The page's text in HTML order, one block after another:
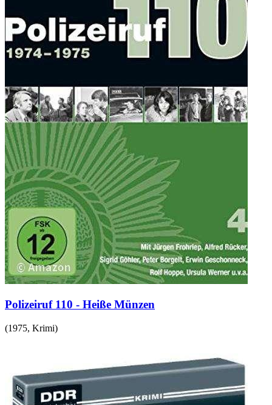
Polizeiruf 110 - Heiße Münzen
(1975, Krimi)